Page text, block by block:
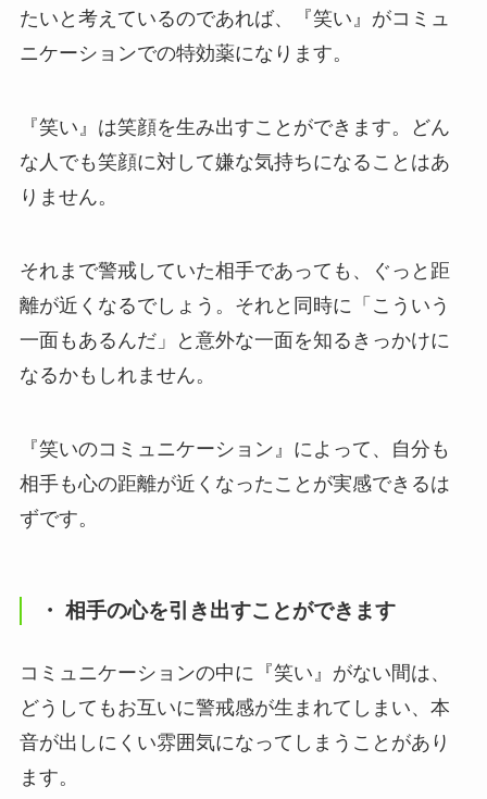
たいと考えているのであれば、『笑い』がコミュ
ニケーションでの特効薬になります。
『笑い』は笑顔を生み出すことができます。どん
な人でも笑顔に対して嫌な気持ちになることはあ
りません。
それまで警戒していた相手であっても、ぐっと距
離が近くなるでしょう。それと同時に「こういう
一面もあるんだ」と意外な一面を知るきっかけに
なるかもしれません。
『笑いのコミュニケーション』によって、自分も
相手も心の距離が近くなったことが実感できるは
ずです。
・ 相手の心を引き出すことができます
コミュニケーションの中に『笑い』がない間は、
どうしてもお互いに警戒感が生まれてしまい、本
音が出しにくい雰囲気になってしまうことがあり
ます。